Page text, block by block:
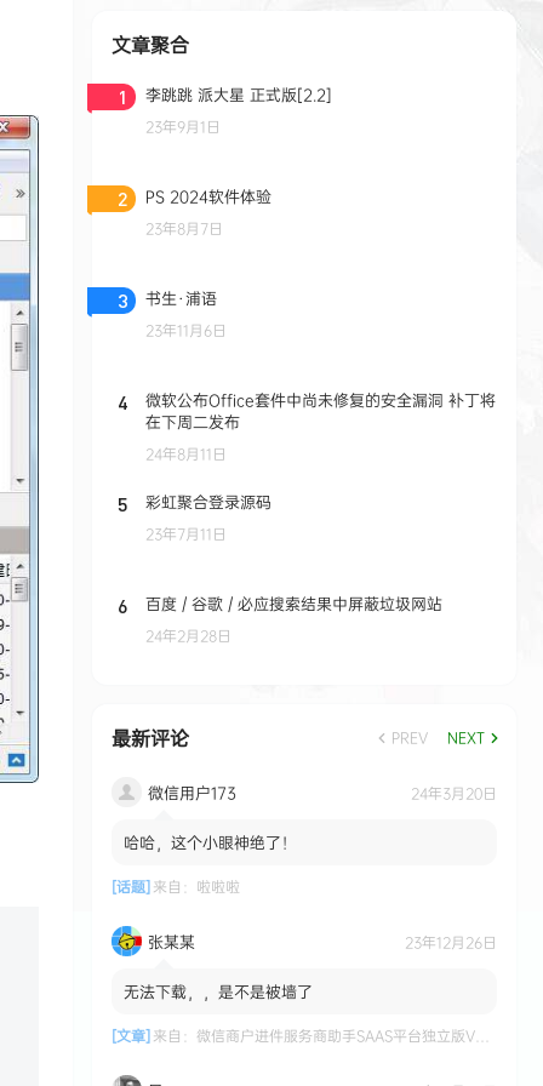
文章聚合
1 李跳跳 派大星 正式版[2.2]
23年9月1日
2 PS 2024软件体验
23年8月7日
3 书生·浦语
23年11月6日
4
微软公布Office套件中尚未修复的安全漏洞 补丁将
在下周二发布
24年8月11日
5 彩虹聚合登录源码
23年7月11日
6 百度 / 谷歌 / 必应搜索结果中屏蔽垃圾网站
24年2月28日
最新评论 PREV NEXT
微信用户173 24年3月20日
哈哈，这个小眼神绝了！
[话题]来自： 啦啦啦
张某某 23年12月26日
无法下载，，是不是被墙了
[文章]来自： 微信商户进件服务商助手SAAS平台独立版V3.0.3 +小程序前端修复版